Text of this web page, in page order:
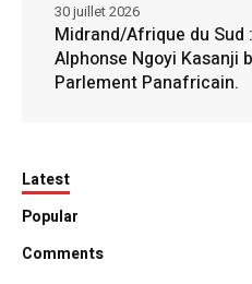
Midrand/Afrique du
Alphonse Ngoyi Kasanji
Parlement Panafricain.
30 juillet 2026
Latest
Popular
Comments